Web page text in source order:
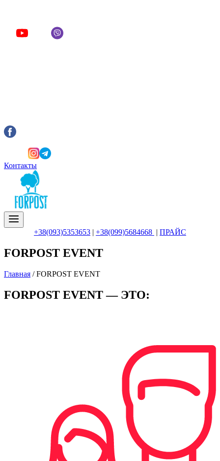
Контакты
+38(093)5353653 | +38(099)5684668 | ПРАЙС
FORPOST EVENT
Главная / FORPOST EVENT
FORPOST EVENT — ЭТО: